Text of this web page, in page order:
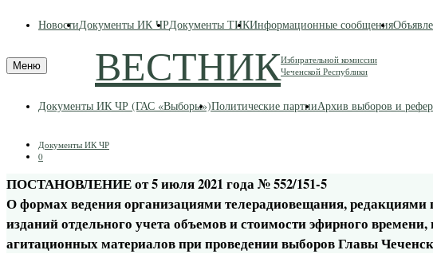
НовостиДокументы ИК ЧРДокументы ТИКИнформационные сообщения
Меню ВЕСТНИКИзбирательной комиссии
Чеченской Республики
Документы ИК ЧР (ГАС «Выборы»)Политические партииАрхив выборов и
Документы ИК ЧР
0
ПОСТАНОВЛЕНИЕ от 5 июля 2021 года № 552/151-5
О формах ведения организациями телерадиовещания,
изданий отдельного учета объемов и стоимости эфирного
агитационных материалов при проведении выборов Главы